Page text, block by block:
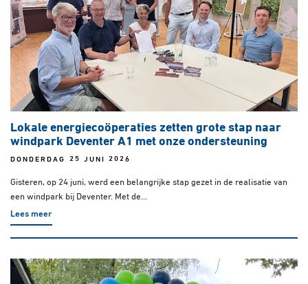
Lokale energiecoöperaties zetten grote stap naar
windpark Deventer A1 met onze ondersteuning
DONDERDAG 25 JUNI 2026
Gisteren, op 24 juni, werd een belangrijke stap gezet in de realisatie van
een windpark bij Deventer. Met de...
Lees meer